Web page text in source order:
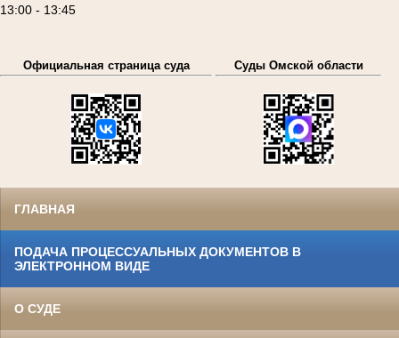
13:00 - 13:45
Официальная страница суда Суды Омской области
ГЛАВНАЯ
ПОДАЧА ПРОЦЕССУАЛЬНЫХ ДОКУМЕНТОВ В
ЭЛЕКТРОННОМ ВИДЕ
О СУДЕ